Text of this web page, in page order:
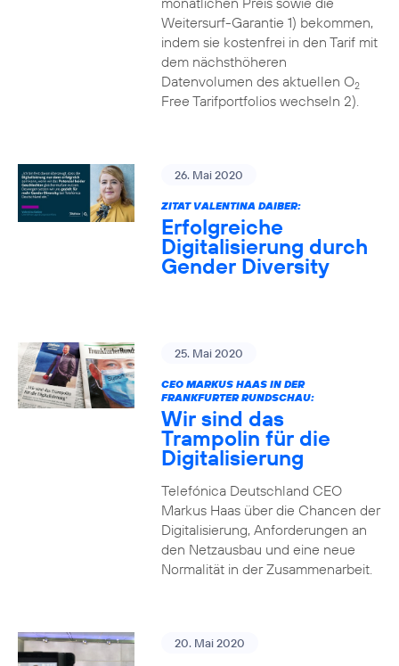
Weitersurf-Garantie 1) bekommen,
indem sie kostenfrei in den Tarif mit
dem nächsthöheren
Datenvolumen des aktuellen O2
Free Tarifportfolios wechseln 2).
26. Mai 2020
ZITAT VALENTINA DAIBER:
Erfolgreiche
Digitalisierung durch
Gender Diversity
25. Mai 2020
CEO MARKUS HAAS IN DER
FRANKFURTER RUNDSCHAU:
Wir sind das
Trampolin für die
Digitalisierung
Telefónica Deutschland CEO
Markus Haas über die Chancen der
Digitalisierung, Anforderungen an
den Netzausbau und eine neue
Normalität in der Zusammenarbeit.
20. Mai 2020